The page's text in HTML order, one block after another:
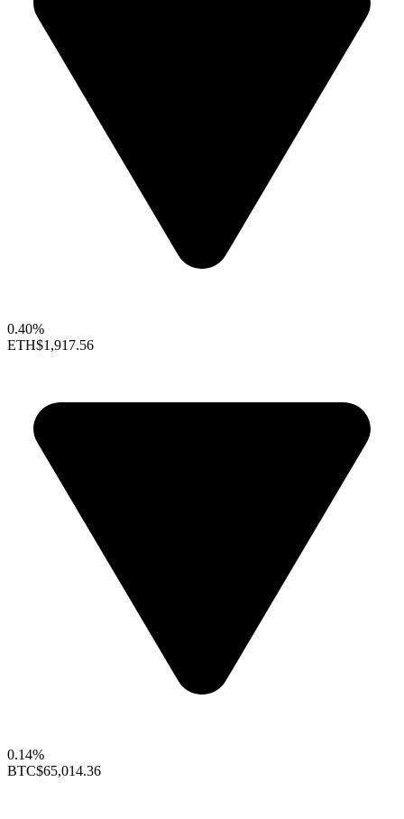
0.40%
ETH$1,917.56
0.14%
BTC$65,014.36